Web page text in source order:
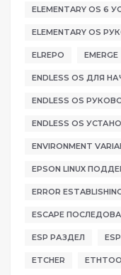
ELEMENTARY OS 6
ELEMENTARY OS
ELREPO EMERGE
ENDLESS OS ДЛЯ
ENDLESS OS
ENDLESS OS
ENVIRONMENT
EPSON LINUX
ERROR
ESCAPE
ESP РАЗДЕЛ
ETCHER